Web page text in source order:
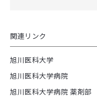
関連リンク
旭川医科大学
旭川医科大学病院
旭川医科大学病院 薬剤部